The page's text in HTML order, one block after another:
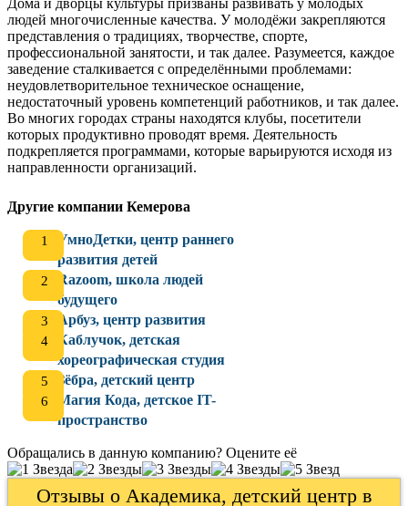
людей многочисленные качества. У молодёжи закрепляются
представления о традициях, творчестве, спорте,
профессиональной занятости, и так далее. Разумеется, каждое
заведение сталкивается с определёнными проблемами:
неудовлетворительное техническое оснащение,
недостаточный уровень компетенций работников, и так далее.
Во многих городах страны находятся клубы, посетители
которых продуктивно проводят время. Деятельность
подкрепляется программами, которые варьируются исходя из
направленности организаций.
Другие компании Кемерова
УмноДетки, центр раннего
развития детей
Razoom, школа людей
будущего
Арбуз, центр развития
Каблучок, детская
хореографическая студия
Зёбра, детский центр
Магия Кода, детское IT-
пространство
Обращались в данную компанию? Оцените её
Отзывы о Академика, детский центр в